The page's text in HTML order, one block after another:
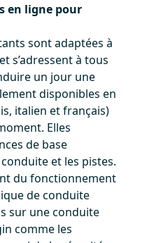
en ligne pour
sont adaptées à
s’adressent à tous
un jour une
disponibles en
italien et français)
Elles
de base
et les pistes.
du fonctionnement
de conduite
sur une conduite
comme les